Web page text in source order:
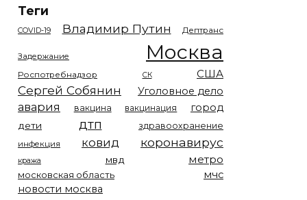
Теги
COVID-19 Владимир Путин Дептранс
Задержание Москва
Роспотребнадзор СК США
Сергей Собянин Уголовное дело
авария вакцина вакцинация город
дети дтп здравоохранение
инфекция ковид коронавирус
кража мвд метро
московская область
мчс
новости москва